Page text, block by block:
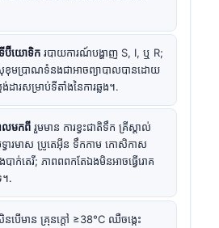
ទីប៊ីយោទិក របាយការណ៍បង្ហាញ S, I, ឬ R;
មប្រាណទំនងជាអាចព្យាបាលបានដោយ
ដារសម្រាប់ទីតាំងនៃការឆ្លង។.
លមកពី រួមមាន ការខ្វះជាតិទឹក គ្រីស្តាល់
វារមាស ប្រូតេអ៊ីន ទឹកកាម កោសិកាស
ក់តេរី; ភាពពពកតែឯងមិនអាចធ្វើរោគ
។.
នបើមាន គ្រុនក្តៅ ≥38°C ឈឺចង្កេះ